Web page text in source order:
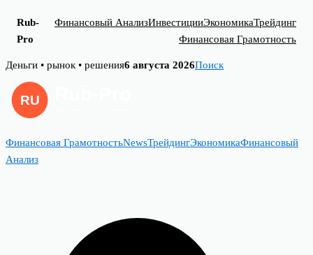
Rub-
Pro
Финансовый АнализИнвестицииЭкономикаТрейдинг
Финансовая Грамотность
Skip
content
Деньги • рынок • решения6 августа 2026Поиск
Финансовая ГрамотностьNewsТрейдингЭкономикаФинансовый
Анализ